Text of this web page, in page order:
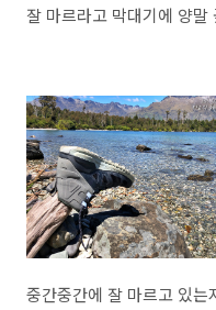
잘 마르라고 막대기에 양말
중간중간에 잘 마르고 있는